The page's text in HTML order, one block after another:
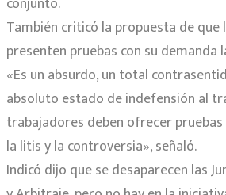
También criticó la propuesta de
presenten pruebas con su demanda
«Es un absurdo, un total
absoluto estado de indefensión al
trabajadores deben ofrecer
la litis y la controversia», señaló.
Indicó dijo que se desaparecen las